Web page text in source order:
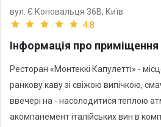
вул. Є.Коновальця 36В, Київ
4.8
Інформація про приміщення
Ресторан «Монтеккі Капулетті» -
ранкову каву зі свіжою випічкою,
ввечері на - насолодитися теплою
акомпанемент італійських вин в